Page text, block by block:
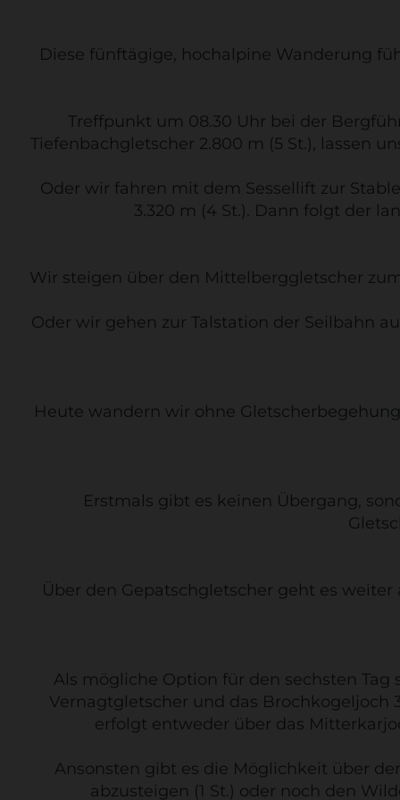
Diese fünftägige, hochalpine Wanderung
Treffpunkt um 08.30 Uhr bei der
Tiefenbachgletscher 2.800 m (5 St.), lassen
Oder wir fahren mit dem Sessellift zur
3.320 m (4 St.). Dann folgt der
Wir steigen über den Mittelberggletscher
Oder wir gehen zur Talstation der Seilbahn
Heute wandern wir ohne
Erstmals gibt es keinen Übergang,
Über den Gepatschgletscher geht es
Als mögliche Option für den sechsten
Vernagtgletscher und das Brochkogeljoch
erfolgt entweder über das
Ansonsten gibt es die Möglichkeit über
abzusteigen (1 St.) oder noch den